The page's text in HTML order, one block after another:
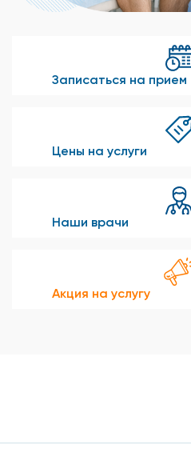
Записаться на прием
Цены на услуги
Наши врачи
Акция на услугу